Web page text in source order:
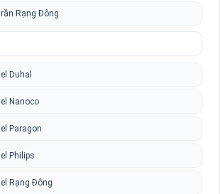
Rạng Đông
Duhal
Nanoco
Paragon
Philips
Rạng Đông